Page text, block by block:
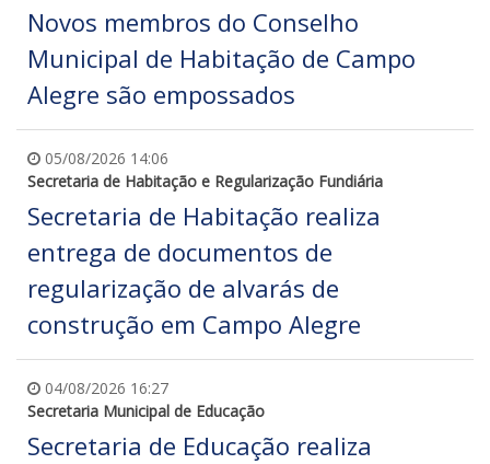
Novos membros do Conselho
Municipal de Habitação de Campo
Alegre são empossados
05/08/2026 14:06
Secretaria de Habitação e Regularização Fundiária
Secretaria de Habitação realiza
entrega de documentos de
regularização de alvarás de
construção em Campo Alegre
04/08/2026 16:27
Secretaria Municipal de Educação
Secretaria de Educação realiza